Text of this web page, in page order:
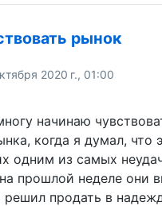
рынок
2020 г., 01:00
начинаю
когда я думал,
одним из самых
прошлой неделе они
решил продать в